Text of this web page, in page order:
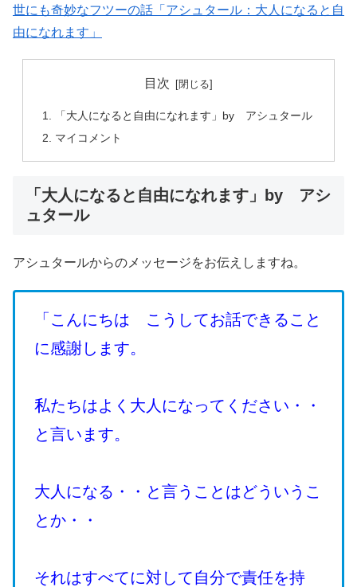
世にも奇妙なフツーの話「アシュタール：大人になると自
由になれます」
目次
「大人になると自由になれます」by アシュタール
マイコメント
「大人になると自由になれます」by アシ
ュタール
アシュタールからのメッセージをお伝えしますね。
「こんにちは こうしてお話できること
に感謝します。
私たちはよく大人になってください・・
と言います。
大人になる・・と言うことはどういうこ
とか・・
それはすべてに対して自分で責任を持